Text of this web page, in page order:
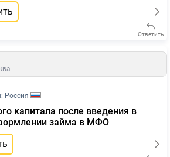
Ответить
Россия
капитала после введения в
займа в МФО